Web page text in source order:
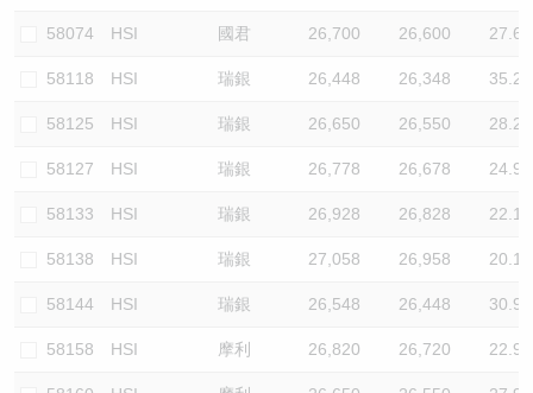
58074 HSI 國君 26,700 26,600 27.6
58118 HSI 瑞銀 26,448 26,348 35.2
58125 HSI 瑞銀 26,650 26,550 28.2
58127 HSI 瑞銀 26,778 26,678 24.9
58133 HSI 瑞銀 26,928 26,828 22.1
58138 HSI 瑞銀 27,058 26,958 20.1
58144 HSI 瑞銀 26,548 26,448 30.9
58158 HSI 摩利 26,820 26,720 22.9